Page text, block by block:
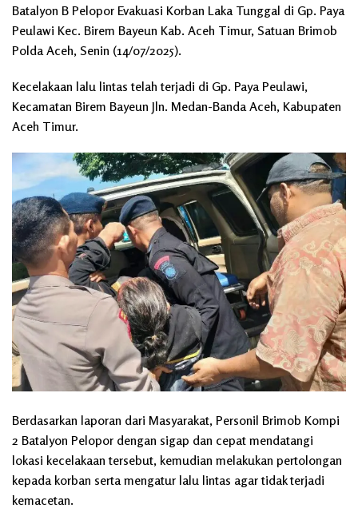
Batalyon B Pelopor Evakuasi Korban Laka Tunggal di Gp. Paya
Peulawi Kec. Birem Bayeun Kab. Aceh Timur, Satuan Brimob
Polda Aceh, Senin (14/07/2025).
Kecelakaan lalu lintas telah terjadi di Gp. Paya Peulawi,
Kecamatan Birem Bayeun Jln. Medan-Banda Aceh, Kabupaten
Aceh Timur.
Berdasarkan laporan dari Masyarakat, Personil Brimob Kompi
2 Batalyon Pelopor dengan sigap dan cepat mendatangi
lokasi kecelakaan tersebut, kemudian melakukan pertolongan
kepada korban serta mengatur lalu lintas agar tidak terjadi
kemacetan.